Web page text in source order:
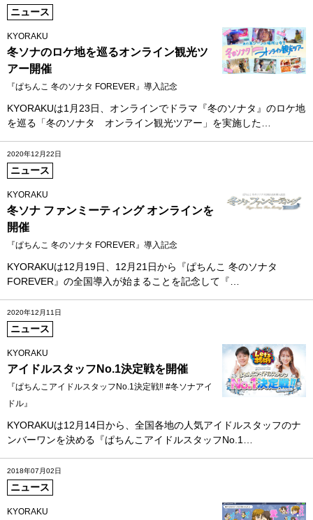
ニュース
KYORAKU
冬ソナのロケ地を巡るオンライン観光ツ
アー開催
『ぱちんこ 冬のソナタ FOREVER』導入記念
KYORAKUは1月23日、オンラインでドラマ『冬のソナタ』のロケ地
を巡る「冬のソナタ オンライン観光ツアー」を実施した…
2020年12月22日
ニュース
KYORAKU
冬ソナ ファンミーティング オンラインを
開催
『ぱちんこ 冬のソナタ FOREVER』導入記念
KYORAKUは12月19日、12月21日から『ぱちんこ 冬のソナタ
FOREVER』の全国導入が始まることを記念して『…
2020年12月11日
ニュース
KYORAKU
アイドルスタッフNo.1決定戦を開催
『ぱちんこアイドルスタッフNo.1決定戦‼ #冬ソナアイ
ドル』
KYORAKUは12月14日から、全国各地の人気アイドルスタッフのナ
ンバーワンを決める『ぱちんこアイドルスタッフNo.1…
2018年07月02日
ニュース
KYORAKU